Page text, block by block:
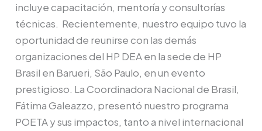
incluye capacitación, mentoría y consultorías
técnicas. Recientemente, nuestro equipo tuvo la
oportunidad de reunirse con las demás
organizaciones del HP DEA en la sede de HP
Brasil en Barueri, São Paulo, en un evento
prestigioso. La Coordinadora Nacional de Brasil,
Fátima Galeazzo, presentó nuestro programa
POETA y sus impactos, tanto a nivel internacional